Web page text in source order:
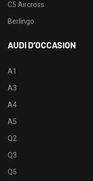
C5 Aircross
Berlingo
AUDI D’OCCASION
A1
A3
A4
A5
Q2
Q3
Q5